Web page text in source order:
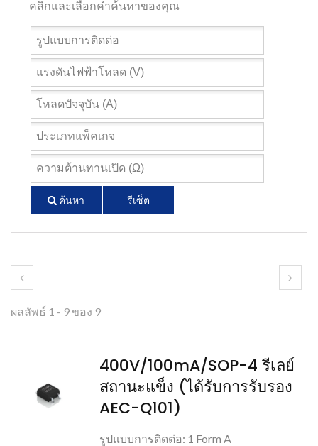
คลิกและเลือกคำค้นหาของคุณ
ค้นหา รีเซ็ต
ผลลัพธ์ 1 - 9 ของ 9
400V/100mA/SOP-4 รีเลย์
สถานะแข็ง (ได้รับการรับรอง
AEC-Q101)
รูปแบบการติดต่อ: 1 Form A